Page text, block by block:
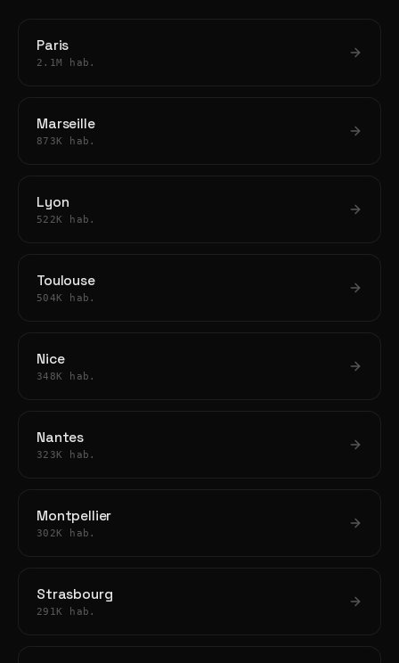
Paris
2.1M hab.
Marseille
873K hab.
Lyon
522K hab.
Toulouse
504K hab.
Nice
348K hab.
Nantes
323K hab.
Montpellier
302K hab.
Strasbourg
291K hab.